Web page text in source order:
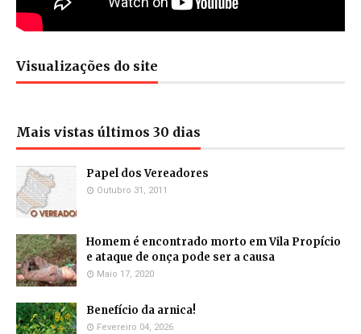
Visualizações do site
Mais vistas últimos 30 dias
Papel dos Vereadores
Outubro 31, 2011
Homem é encontrado morto em Vila Propício
e ataque de onça pode ser a causa
Maio 17, 2020
Benefício da arnica!
Fevereiro 04, 2026